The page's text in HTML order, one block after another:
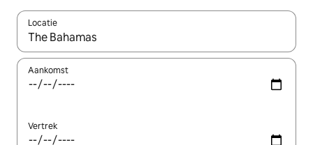
Locatie
Wanneer er resultaten beschikbaar zijn, maak je een keuze
Aankomst
Vertrek